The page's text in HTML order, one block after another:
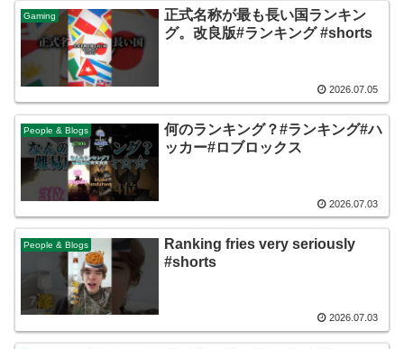
Gaming
正式名称が最も長い国ランキン
グ。改良版#ランキング #shorts
2026.07.05
People & Blogs
何のランキング？#ランキング#ハ
ッカー#ロブロックス
2026.07.03
People & Blogs
Ranking fries very seriously
#shorts
2026.07.03